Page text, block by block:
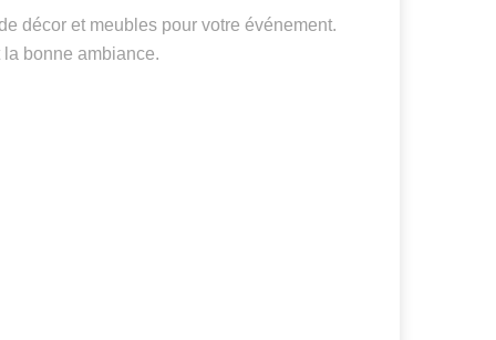
décor et meubles pour votre événement.
bonne ambiance.